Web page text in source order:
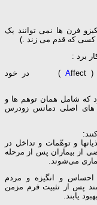
فرن ها نمی توانند یک
کسی که قدم می زند .)
برد :
Affect ) در خود
که شامل همان توهم ها و
های اصلی دمانس زودرس
و توهّمات و تداخل در
از بیماران پس از مرحله
می‌شوند.
احساس و انگیزه و مردم
پس از تثبیت فرم مزمن
یابند.